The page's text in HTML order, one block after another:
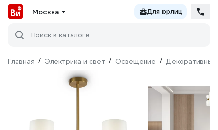
Москва Для юрлиц
Поиск в каталоге
Главная / Электрика и свет / Освещение / Декоративный